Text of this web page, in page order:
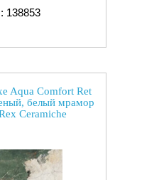
138853
Aqua Comfort Ret
белый мрамор
Ceramiche